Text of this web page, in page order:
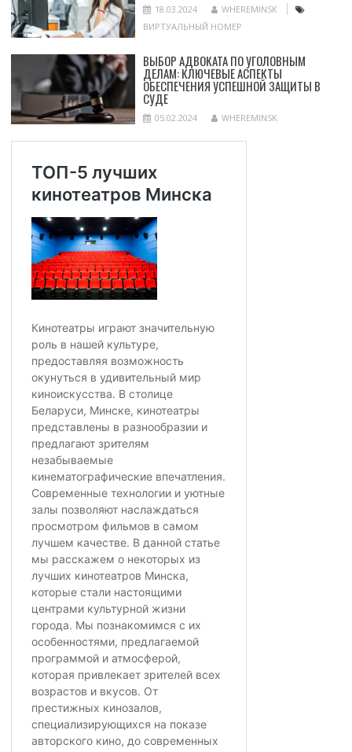
18.03.2024
WHEREMINSK
ВИРТУАЛЬНЫЙ НОМЕР
ВЫБОР АДВОКАТА ПО УГОЛОВНЫМ
ДЕЛАМ: КЛЮЧЕВЫЕ АСПЕКТЫ
ОБЕСПЕЧЕНИЯ УСПЕШНОЙ ЗАЩИТЫ В
СУДЕ
05.02.2024 WHEREMINSK